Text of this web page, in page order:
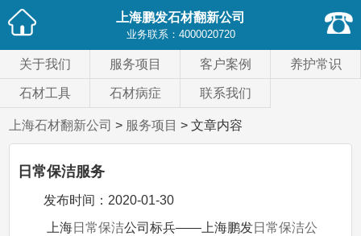
上海鹏发石材翻新公司
业务联系： 4000020720
关于我们 服务项目 客户案例 养护常识
石材工具 石材病症 联系我们
上海石材翻新公司 > 服务项目 > 文章内容
日常保洁服务
发布时间： 2020-01-30
上海日常保洁公司标兵——上海鹏发日常保洁公